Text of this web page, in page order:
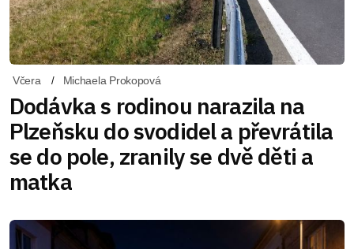
Včera Michaela Prokopová
Dodávka s rodinou narazila na
Plzeňsku do svodidel a převrátila
se do pole, zranily se dvě děti a
matka